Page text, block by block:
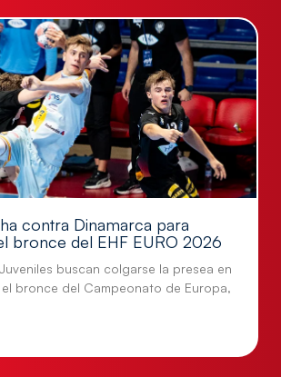
contra Dinamarca para
bronce del EHF EURO 2026
buscan colgarse la presea en
bronce del Campeonato de Europa,